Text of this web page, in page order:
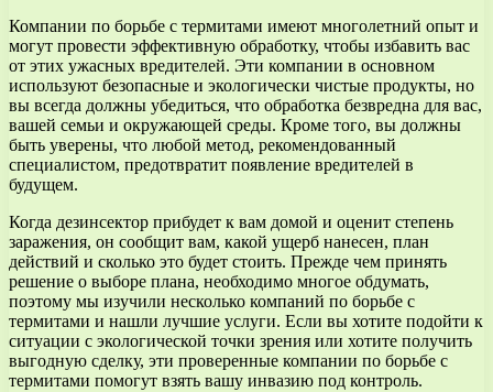
Компании по борьбе с термитами имеют многолетний опыт и
могут провести эффективную обработку, чтобы избавить вас
от этих ужасных вредителей. Эти компании в основном
используют безопасные и экологически чистые продукты, но
вы всегда должны убедиться, что обработка безвредна для вас,
вашей семьи и окружающей среды. Кроме того, вы должны
быть уверены, что любой метод, рекомендованный
специалистом, предотвратит появление вредителей в
будущем.
Когда дезинсектор прибудет к вам домой и оценит степень
заражения, он сообщит вам, какой ущерб нанесен, план
действий и сколько это будет стоить. Прежде чем принять
решение о выборе плана, необходимо многое обдумать,
поэтому мы изучили несколько компаний по борьбе с
термитами и нашли лучшие услуги. Если вы хотите подойти к
ситуации с экологической точки зрения или хотите получить
выгодную сделку, эти проверенные компании по борьбе с
термитами помогут взять вашу инвазию под контроль.